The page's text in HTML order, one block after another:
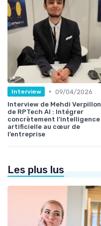
Interview • 09/04/2026
Interview de Mehdi Verpillon
de RPTech AI : Intégrer
concrètement l’intelligence
artificielle au cœur de
l’entreprise
Les plus lus